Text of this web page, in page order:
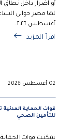
أو أضرار داخل
أغسطس ٢٠٢٦.
اقرأ المزيد
02 أغسطس 2026
قوات الحماية
للتأمين الصحي
تمكنت قوات